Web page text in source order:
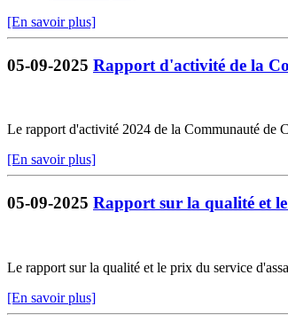
[En savoir plus]
05-09-2025 Rapport d'activité de la
Le rapport d'activité 2024 de la Communauté de
[En savoir plus]
05-09-2025 Rapport sur la qualité et
Le rapport sur la qualité et le prix du service
[En savoir plus]